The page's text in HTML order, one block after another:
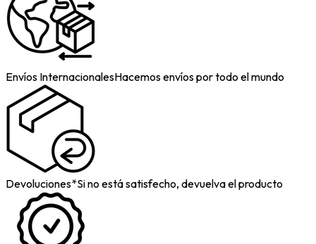
Envíos InternacionalesHacemos envíos por todo el mundo
Devoluciones*Si no está satisfecho, devuelva el producto